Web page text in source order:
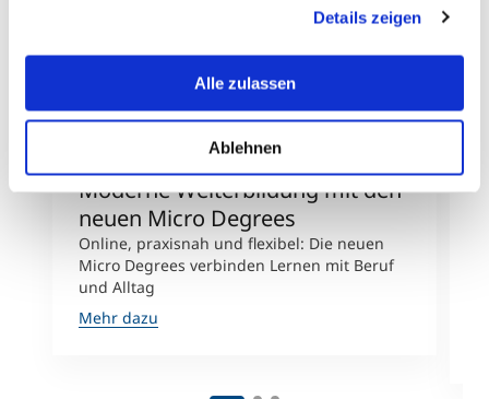
erklären Ihnen genau, was eine Datenübermittlung in die
USA bedeuten kann.
Details zeigen
Alle zulassen
Ablehnen
Moderne Weiterbildung mit den
neuen Micro Degrees
Online, praxisnah und flexibel: Die neuen
Micro Degrees verbinden Lernen mit Beruf
und Alltag
Mehr dazu